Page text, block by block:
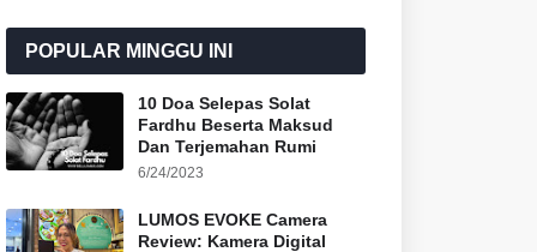
POPULAR MINGGU INI
10 Doa Selepas Solat
Fardhu Beserta Maksud
Dan Terjemahan Rumi
6/24/2023
LUMOS EVOKE Camera
Review: Kamera Digital